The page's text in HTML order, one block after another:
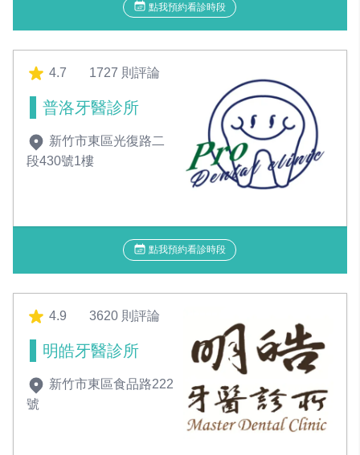
點我預約看診時段
4.7 1727 則評論
普洛牙醫診所
新竹市東區光復路二
段430號1樓
點我預約看診時段
4.9 3620 則評論
明皓牙醫診所
新竹市東區食品路222
號